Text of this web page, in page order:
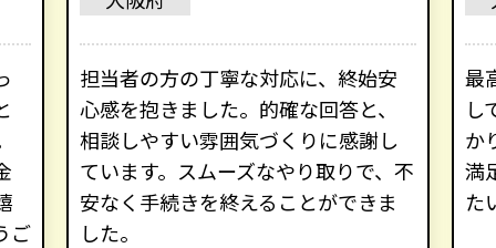
ご
担当者の方の丁寧な対応に、終始安
心感を抱きました。的確な回答と、
相談しやすい雰囲気づくりに感謝し
ています。スムーズなやり取りで、不
安なく手続きを終えることができま
した。
最
し
か
満
た